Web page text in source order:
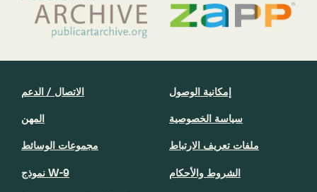
الاتصال / الدعم
المهن
مجموعات الوسائط
نموذج W-9
إمكانية الوصول
سياسة الخصوصية
ملفات تعريف الارتباط
الشروط والأحكام